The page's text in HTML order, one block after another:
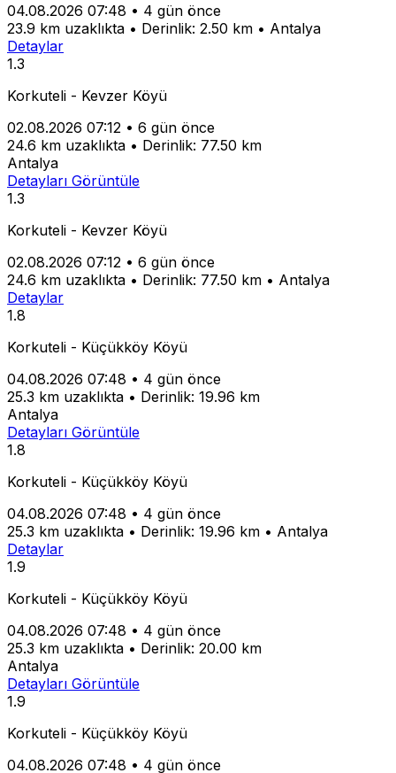
04.08.2026 07:48 • 4 gün önce
23.9 km uzaklıkta • Derinlik: 2.50 km • Antalya
Detaylar
1.3
Korkuteli - Kevzer Köyü
02.08.2026 07:12 • 6 gün önce
24.6 km uzaklıkta • Derinlik: 77.50 km
Antalya
Detayları Görüntüle
1.3
Korkuteli - Kevzer Köyü
02.08.2026 07:12 • 6 gün önce
24.6 km uzaklıkta • Derinlik: 77.50 km • Antalya
Detaylar
1.8
Korkuteli - Küçükköy Köyü
04.08.2026 07:48 • 4 gün önce
25.3 km uzaklıkta • Derinlik: 19.96 km
Antalya
Detayları Görüntüle
1.8
Korkuteli - Küçükköy Köyü
04.08.2026 07:48 • 4 gün önce
25.3 km uzaklıkta • Derinlik: 19.96 km • Antalya
Detaylar
1.9
Korkuteli - Küçükköy Köyü
04.08.2026 07:48 • 4 gün önce
25.3 km uzaklıkta • Derinlik: 20.00 km
Antalya
Detayları Görüntüle
1.9
Korkuteli - Küçükköy Köyü
04.08.2026 07:48 • 4 gün önce